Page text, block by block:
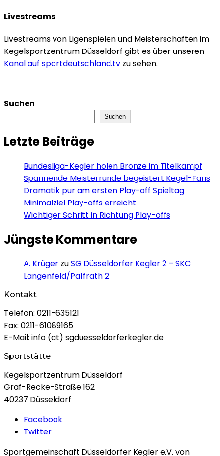
Livestreams
Livestreams von Ligenspielen und Meisterschaften im
Kegelsportzentrum Düsseldorf gibt es über unseren
Kanal auf sportdeutschland.tv zu sehen.
Suchen
Suchen
Letzte Beiträge
Bundesliga-Kegler holen Bronze im Titelkampf
Spannende Meisterrunde begeistert Kegel-Fans
Dramatik pur am ersten Play-off Spieltag
Minimalziel Play-offs erreicht
Wichtiger Schritt in Richtung Play-offs
Jüngste Kommentare
A. Krüger zuSG Düsseldorfer Kegler 2 – SKC
Langenfeld/Paffrath 2
Kontakt
Telefon: 0211-635121
Fax: 0211-61089165
E-Mail: info (at) sgduesseldorferkegler.de
Sportstätte
Kegelsportzentrum Düsseldorf
Graf-Recke-Straße 162
40237 Düsseldorf
Facebook
Twitter
Sportgemeinschaft Düsseldorfer Kegler e.V. von